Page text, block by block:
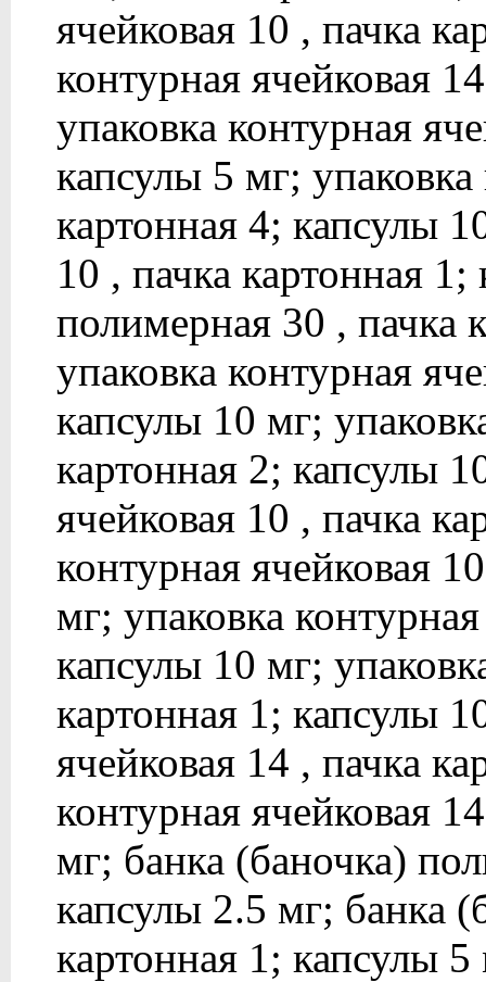
ячейковая 10 , пачка
контурная ячейковая
упаковка контурная
капсулы 5 мг;
картонная 4; капсулы
10 , пачка картонная
полимерная 30 , пачка
упаковка контурная
капсулы 10 мг;
картонная 2; капсулы
ячейковая 10 , пачка
контурная ячейковая
мг; упаковка
капсулы 10 мг;
картонная 1; капсулы
ячейковая 14 , пачка
контурная ячейковая
мг; банка (баночка)
капсулы 2.5 мг; банка
картонная 1; капсулы